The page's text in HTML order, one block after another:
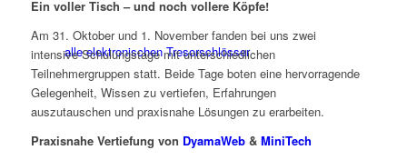
alle elektronischen Tresorschlösser
Ein voller Tisch – und noch vollere Köpfe!
Am 31. Oktober und 1. November fanden bei uns zwei
intensive Schulungstage mit unterschiedlichen
Teilnehmergruppen statt. Beide Tage boten eine hervorragende
Gelegenheit, Wissen zu vertiefen, Erfahrungen
auszutauschen und praxisnahe Lösungen zu erarbeiten.
Praxisnahe Vertiefung von DyamaWeb& MiniTech